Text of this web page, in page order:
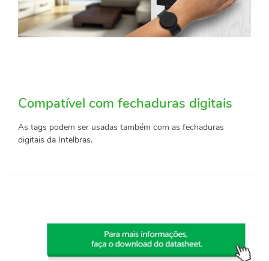
Compatível com fechaduras digitais
As tags podem ser usadas também com as fechaduras
digitais da Intelbras.